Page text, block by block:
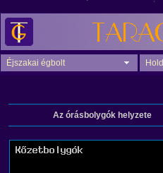
Éjszakai égbolt Hold
Az órásbolygók helyzete